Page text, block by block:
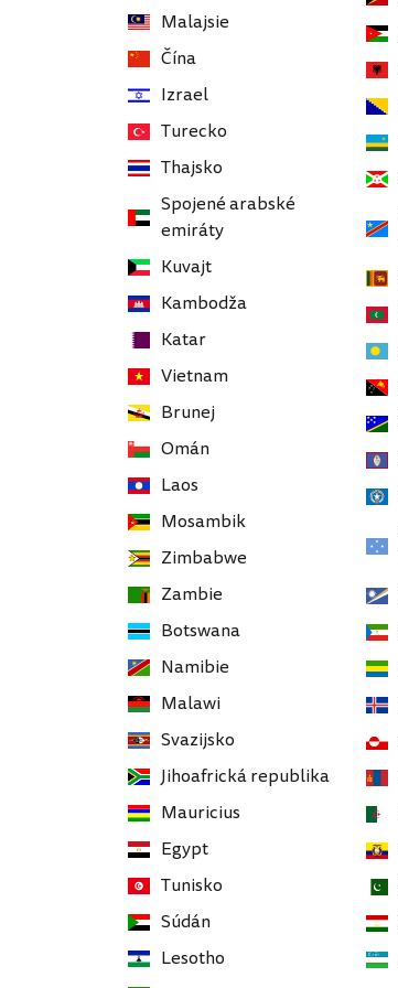
Malajsie
Čína
Izrael
Turecko
Thajsko
Spojené arabské
emiráty
Kuvajt
Kambodža
Katar
Vietnam
Brunej
Omán
Laos
Mosambik
Zimbabwe
Zambie
Botswana
Namibie
Malawi
Svazijsko
Jihoafrická republika
Mauricius
Egypt
Tunisko
Súdán
Lesotho